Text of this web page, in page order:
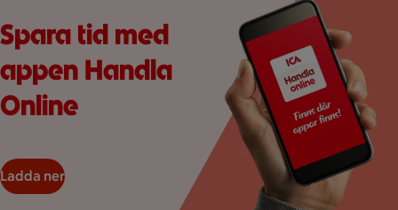
Spara tid med
appen Handla
Online
Ladda ner